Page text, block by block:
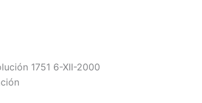
1751 6-XII-2000